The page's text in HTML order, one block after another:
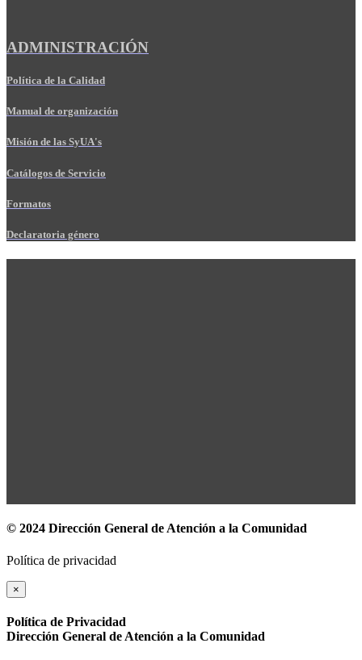
ADMINISTRACIÓN
Política de la Calidad
Manual de organización
Misión de las SyUA's
Catálogos de Servicio
Formatos
Declaratoria género
© 2024 Dirección General de Atención a la Comunidad
Política de privacidad
×
Política de Privacidad
Dirección General de Atención a la Comunidad